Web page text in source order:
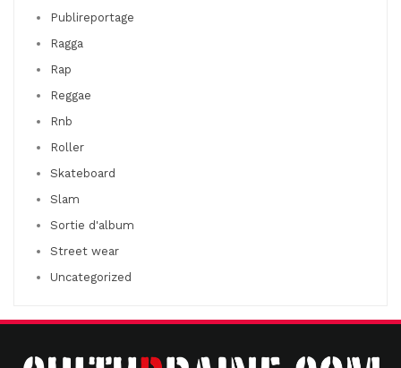
Publireportage
Ragga
Rap
Reggae
Rnb
Roller
Skateboard
Slam
Sortie d'album
Street wear
Uncategorized